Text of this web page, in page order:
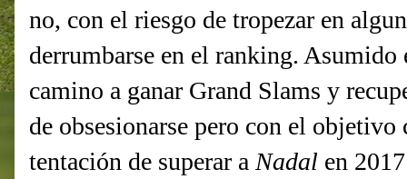
no, con el riesgo de tropezar en
derrumbarse en el ranking.
camino a ganar Grand Slams y
de obsesionarse pero con el
tentación de superar a Nadal en